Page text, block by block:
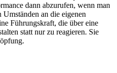
dann abzurufen, wenn man
Umständen an die eigenen
Führungskraft, die über eine
statt nur zu reagieren. Sie